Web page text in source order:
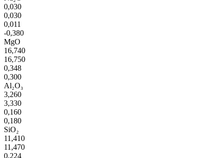
0,030
0,030
0,011
-0,380
MgO
16,740
16,750
0,348
0,300
Al₂O₃
3,260
3,330
0,160
0,180
SiO₂
11,410
11,470
0,224